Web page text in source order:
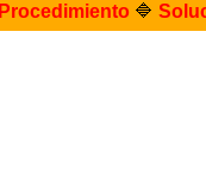
Procedimiento🔷